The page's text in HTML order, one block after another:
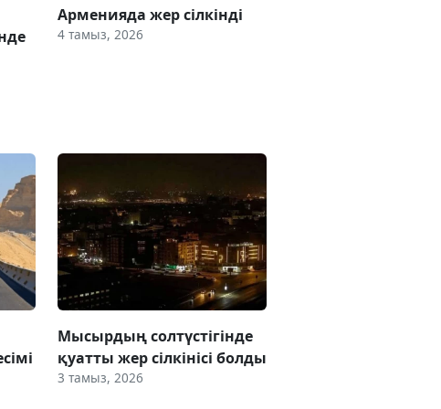
Арменияда жер сілкінді
4 тамыз, 2026
Мысырдың солтүстігінде
қуатты жер сілкінісі болды
3 тамыз, 2026